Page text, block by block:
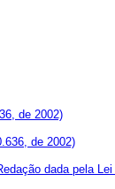
de 2002)
de 2002)
dada pela